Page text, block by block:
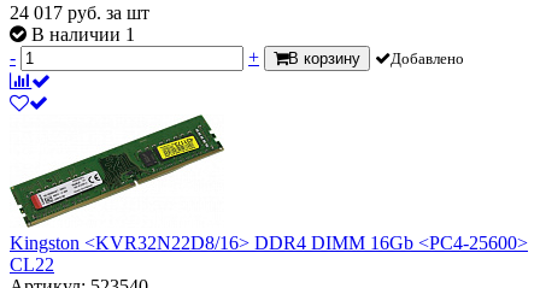
24 017 руб. за шт
В наличии 1
-
+ В корзину Добавлено
Kingston <KVR32N22D8/16> DDR4 DIMM 16Gb <PC4-25600>
CL22